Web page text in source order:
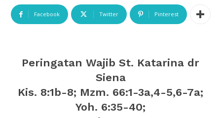
Facebook Twitter Pinterest
Peringatan Wajib St. Katarina dr
Siena
Kis. 8:1b-8; Mzm. 66:1-3a,4-5,6-7a;
Yoh. 6:35-40;